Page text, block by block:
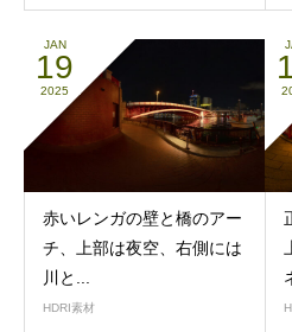
JAN
19
2025
赤いレンガの壁と橋のアー
チ、上部は夜空、右側には
川と...
HDRI素材